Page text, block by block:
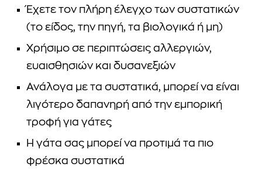
Έχετε τον πλήρη έλεγχο των συστατικών
(το είδος, την πηγή, τα βιολογικά ή μη)
Χρήσιμο σε περιπτώσεις αλλεργιών,
ευαισθησιών και δυσανεξιών
Ανάλογα με τα συστατικά, μπορεί να είναι
λιγότερο δαπανηρή από την εμπορική
τροφή για γάτες
Η γάτα σας μπορεί να προτιμά τα πιο
φρέσκα συστατικά